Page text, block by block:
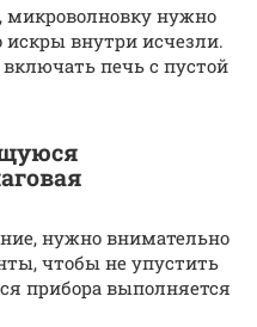
микроволновку нужно
искры внутри исчезли.
печь с пустой
нужно внимательно
чтобы не упустить
прибора выполняется